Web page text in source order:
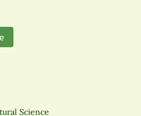
Science